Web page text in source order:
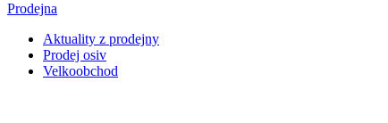
Prodejna
Aktuality z prodejny
Prodej osiv
Velkoobchod